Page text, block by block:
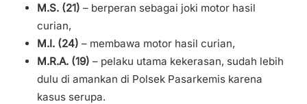
M.S. (21) – berperan sebagai joki motor hasil
curian,
M.I. (24) – membawa motor hasil curian,
M.R.A. (19) – pelaku utama kekerasan, sudah lebih
dulu di amankan di Polsek Pasarkemis karena
kasus serupa.